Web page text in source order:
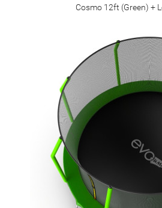
Cosmo 12ft (Green) +